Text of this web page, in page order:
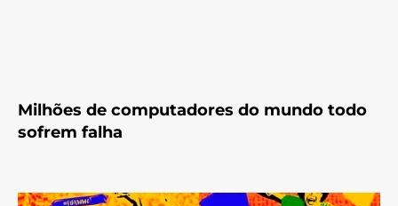
Milhões de computadores do mundo todo
sofrem falha